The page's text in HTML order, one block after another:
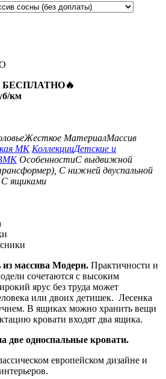
БЕСПЛАТНО🔥
км
Жесткое МатериалМассив
МК КоллекцииДетские и
ОсобенностиС выдвижной
С нижней двуспальной
ящиками
из массива Модерн. Практичности и
сочетаются с высоким
ярус без труда может
или двоих детишек. Лесенка
В ящиках можно хранить вещи
кровати входят два ящика.
две односпальные кровати.
европейском дизайне и